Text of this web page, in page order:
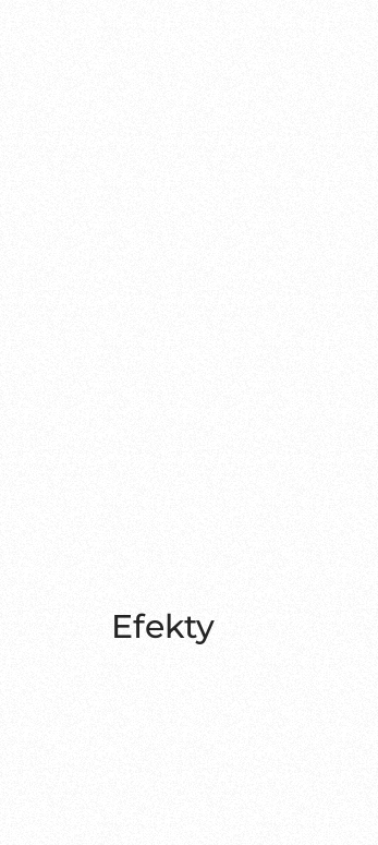
Efekty